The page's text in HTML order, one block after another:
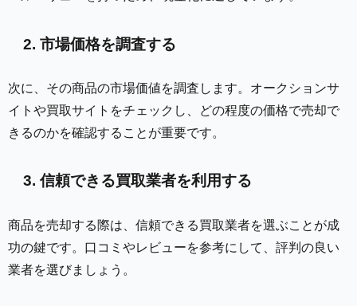
2. 市場価格を調査する
次に、その商品の市場価値を調査します。オークションサ
イトや買取サイトをチェックし、どの程度の価格で売却で
きるのかを確認することが重要です。
3. 信頼できる買取業者を利用する
商品を売却する際は、信頼できる買取業者を選ぶことが成
功の鍵です。口コミやレビューを参考にして、評判の良い
業者を選びましょう。